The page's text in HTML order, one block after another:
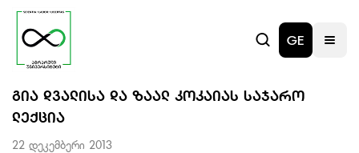
GE
ᲒᲘᲐ ᲓᲕᲐᲚᲘᲡᲐ ᲓᲐ ᲖᲐᲐᲚ ᲙᲝᲙᲐᲘᲐᲡ ᲡᲐᲯᲐᲠᲝ
ᲚᲔᲥᲪᲘᲐ
22 დეკემბერი 2013